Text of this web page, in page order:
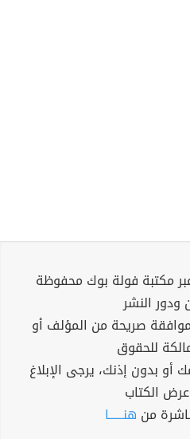
مكتبة فولة بوك محفوظة
ودور النشر
صريحة من المؤلف أو
للحقوق
أو بدون إذنك، يرجى الإبلاغ
الكتاب
من هنــــــا